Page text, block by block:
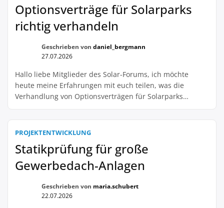
Optionsverträge für Solarparks
richtig verhandeln
Geschrieben von daniel_bergmann
27.07.2026
Hallo liebe Mitglieder des Solar-Forums, ich möchte
heute meine Erfahrungen mit euch teilen, was die
Verhandlung von Optionsverträgen für Solarparks
Optionsverträgen für Solarparks eine große
als kleine Unternehmen hier einer großen
Investorengruppe gegenüber, […]
PROJEKTENTWICKLUNG
Statikprüfung für große
Gewerbedach-Anlagen
Geschrieben von maria.schubert
22.07.2026